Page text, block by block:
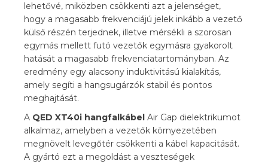
lehetővé, miközben csökkenti azt a jelenséget,
hogy a magasabb frekvenciájú jelek inkább a vezető
külső részén terjednek, illetve mérsékli a szorosan
egymás mellett futó vezetők egymásra gyakorolt
hatását a magasabb frekvenciatartományban. Az
eredmény egy alacsony induktivitású kialakítás,
amely segíti a hangsugárzók stabil és pontos
meghajtását.
A QED XT40i hangfalkábel Air Gap dielektrikumot
alkalmaz, amelyben a vezetők környezetében
megnövelt levegőtér csökkenti a kábel kapacitását.
A gyártó ezt a megoldást a veszteségek